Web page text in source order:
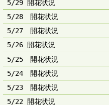
5/29 開花状況
5/28 開花状況
5/27 開花状況
5/26 開花状況
5/25 開花状況
5/24 開花状況
5/23 開花状況
5/22 開花状況